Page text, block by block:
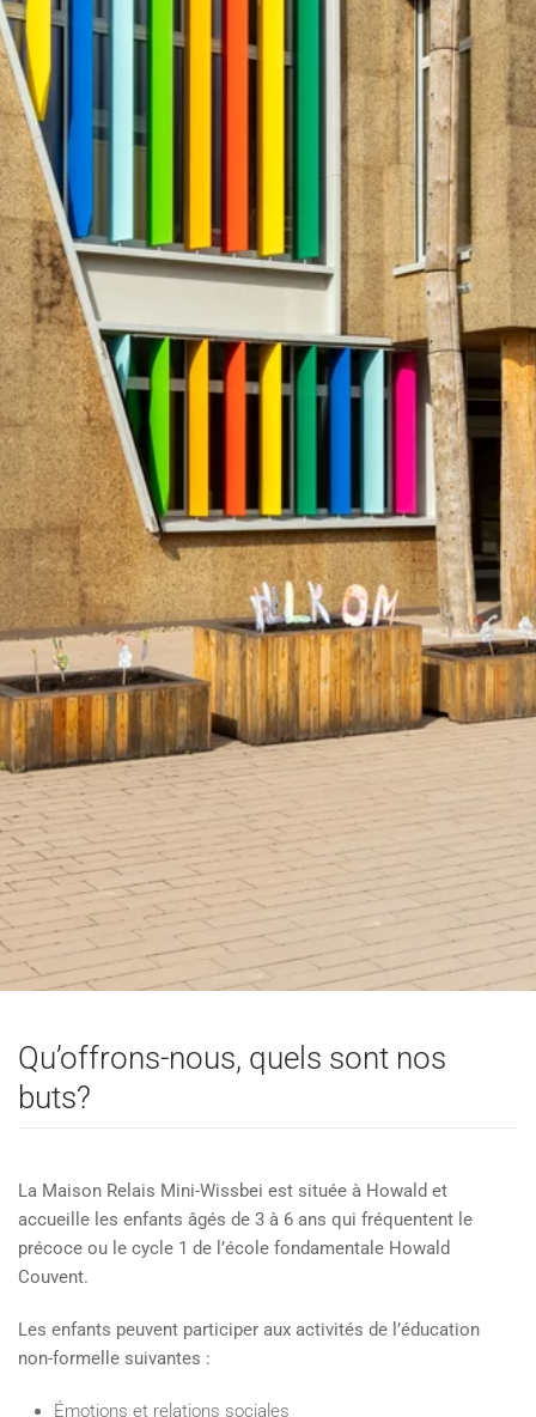
Qu’offrons-nous, quels sont nos
buts?
La Maison Relais Mini-Wissbei est située à Howald et
accueille les enfants âgés de 3 à 6 ans qui fréquentent le
précoce ou le cycle 1 de l’école fondamentale Howald
Couvent.
Les enfants peuvent participer aux activités de l’éducation
non-formelle suivantes :
Émotions et relations sociales